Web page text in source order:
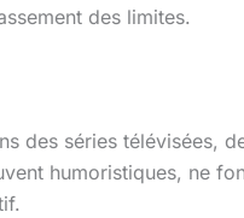
des limites.
des séries télévisées,
humoristiques, ne